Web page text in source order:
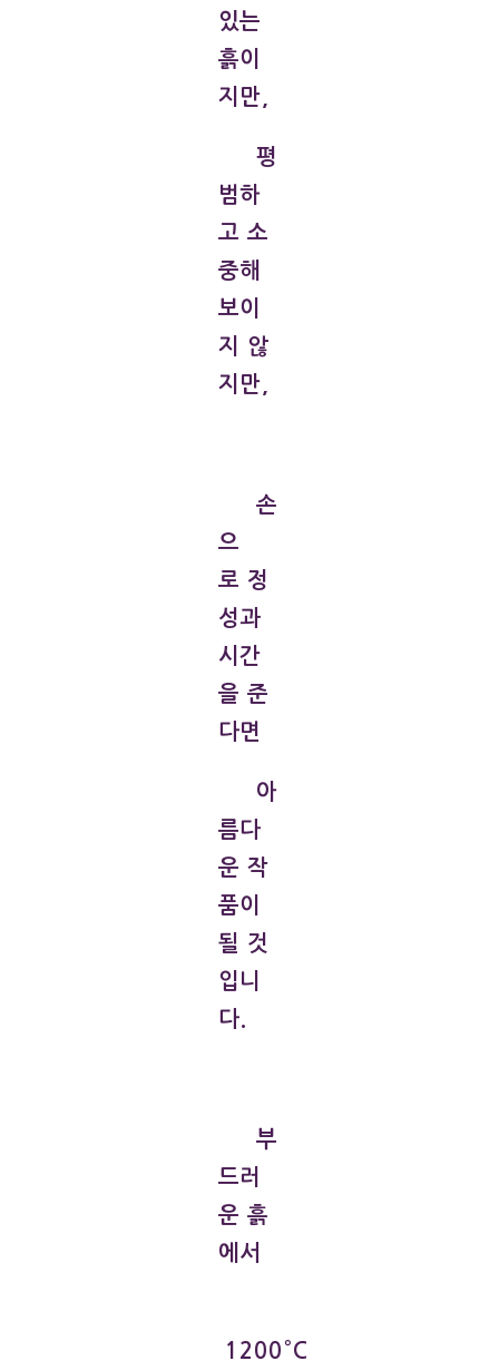
있는
흙이
지만,
평
범하
고 소
중해
보이
지 않
지만,
손
으
로 정
성과
시간
을 준
다면
아
름다
운 작
품이
될 것
입니
다.
부
드러
운 흙
에서
1200°C